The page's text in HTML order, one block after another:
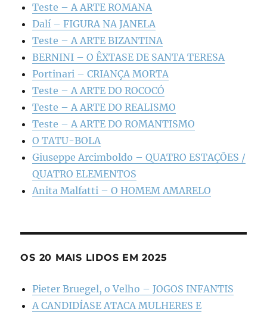
Teste – A ARTE ROMANA
Dalí – FIGURA NA JANELA
Teste – A ARTE BIZANTINA
BERNINI – O ÊXTASE DE SANTA TERESA
Portinari – CRIANÇA MORTA
Teste – A ARTE DO ROCOCÓ
Teste – A ARTE DO REALISMO
Teste – A ARTE DO ROMANTISMO
O TATU-BOLA
Giuseppe Arcimboldo – QUATRO ESTAÇÕES /
QUATRO ELEMENTOS
Anita Malfatti – O HOMEM AMARELO
OS 20 MAIS LIDOS EM 2025
Pieter Bruegel, o Velho – JOGOS INFANTIS
A CANDIDÍASE ATACA MULHERES E